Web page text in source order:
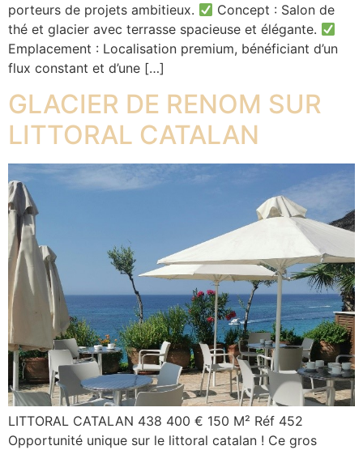
porteurs de projets ambitieux.
Concept : Salon de
thé et glacier avec terrasse spacieuse et élégante.
Emplacement : Localisation premium, bénéficiant d’un
flux constant et d’une […]
GLACIER DE RENOM SUR
LITTORAL CATALAN
LITTORAL CATALAN 438 400 € 150 M² Réf 452
Opportunité unique sur le littoral catalan ! Ce gros